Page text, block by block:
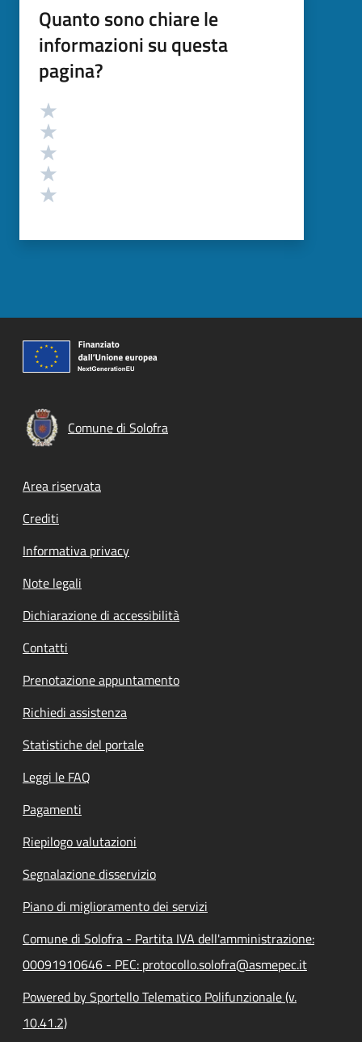
Quanto sono chiare le
informazioni su questa
pagina?
Valutazione
Comune di Solofra
Footer menu
Area riservata
Crediti
Informativa privacy
Note legali
Dichiarazione di accessibilità
Contatti
Prenotazione appuntamento
Richiedi assistenza
Statistiche del portale
Leggi le FAQ
Pagamenti
Riepilogo valutazioni
Segnalazione disservizio
Piano di miglioramento dei servizi
Comune di Solofra - Partita IVA dell'amministrazione:
00091910646 - PEC: protocollo.solofra@asmepec.it
Powered by Sportello Telematico Polifunzionale (v.
10.41.2)